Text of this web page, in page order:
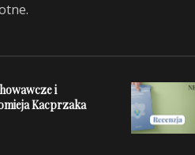
i
Kacprzaka